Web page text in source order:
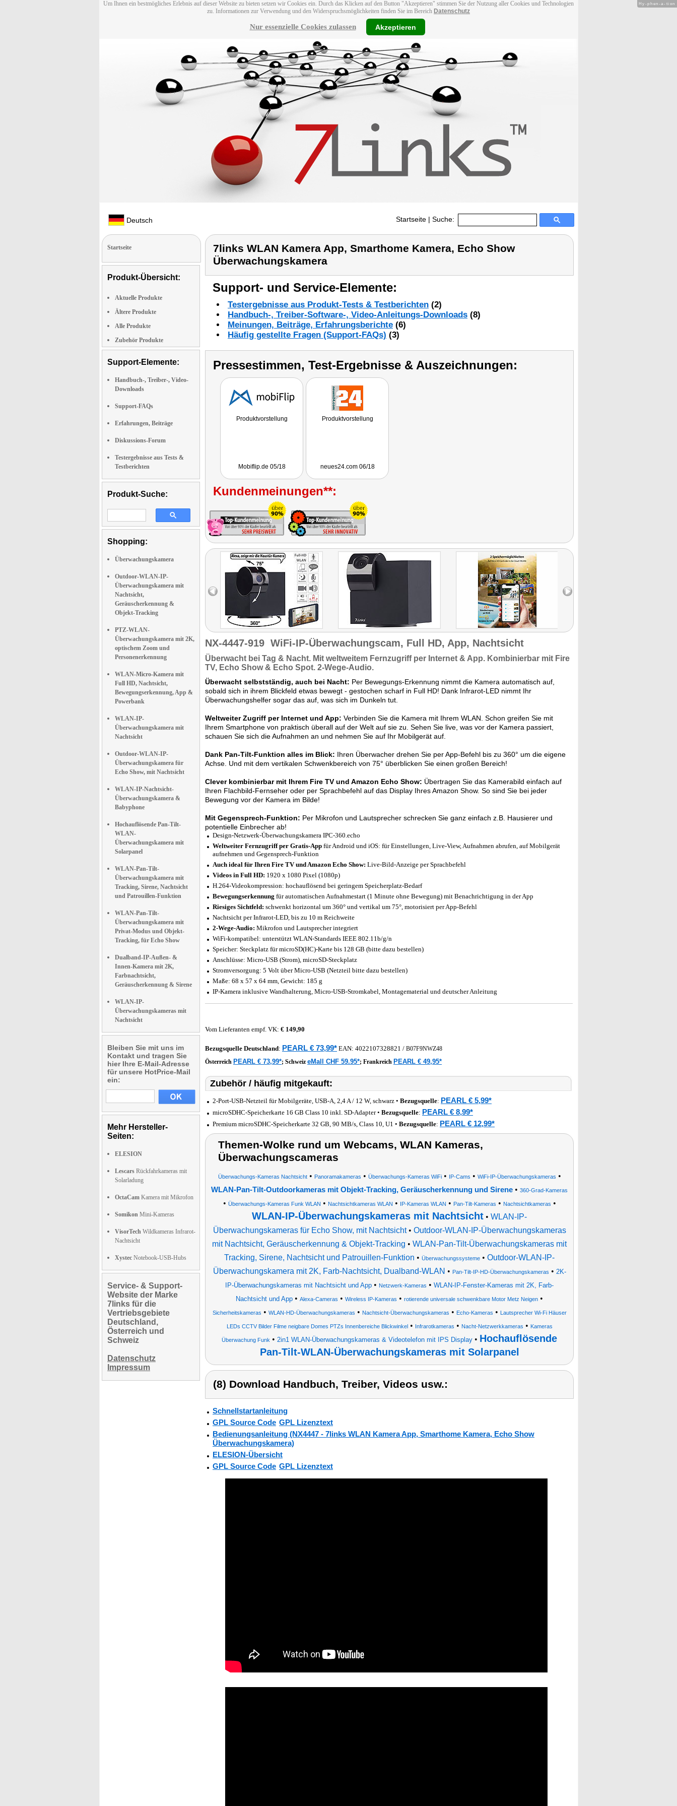
Um Ihnen ein bestmögliches Erlebnis auf dieser Website zu bieten setzen wir Cookies ein. Durch das Klicken auf den Button "Akzeptieren" stimmen Sie der Nutzung aller Cookies und Technologien
zu. Informationen zur Verwendung und den Widerspruchsmöglichkeiten finden Sie im Bereich Datenschutz
Nur essenzielle Cookies zulassen Akzeptieren
Deutsch Startseite | Suche:
Startseite
Produkt-Übersicht:
Aktuelle Produkte
Ältere Produkte
Alle Produkte
Zubehör Produkte
Support-Elemente:
Handbuch-, Treiber-, Video-
Downloads
Support-FAQs
Erfahrungen, Beiträge
Diskussions-Forum
Testergebnisse aus Tests &
Testberichten
Produkt-Suche:
Shopping:
Überwachungskamera
Outdoor-WLAN-IP-
Überwachungskamera mit
Nachtsicht,
Geräuscherkennung &
Objekt-Tracking
PTZ-WLAN-
Überwachungskamera mit 2K,
optischem Zoom und
Personenerkennung
WLAN-Micro-Kamera mit
Full HD, Nachtsicht,
Bewegungserkennung, App &
Powerbank
WLAN-IP-
Überwachungskamera mit
Nachtsicht
Outdoor-WLAN-IP-
Überwachungskamera für
Echo Show, mit Nachtsicht
WLAN-IP-Nachtsicht-
Überwachungskamera &
Babyphone
Hochauflösende Pan-Tilt-
WLAN-
Überwachungskamera mit
Solarpanel
WLAN-Pan-Tilt-
Überwachungskamera mit
Tracking, Sirene, Nachtsicht
und Patrouillen-Funktion
WLAN-Pan-Tilt-
Überwachungskamera mit
Privat-Modus und Objekt-
Tracking, für Echo Show
Dualband-IP-Außen- &
Innen-Kamera mit 2K,
Farbnachtsicht,
Geräuscherkennung & Sirene
WLAN-IP-
Überwachungskameras mit
Nachtsicht
Bleiben Sie mit uns im
Kontakt und tragen Sie
hier Ihre E-Mail-Adresse
für unsere HotPrice-Mail
ein:
Mehr Hersteller-
Seiten:
ELESION
Lescars Rückfahrkameras mit
Solarladung
OctaCam Kamera mit Mikrofon
Somikon Mini-Kameras
VisorTech Wildkameras Infrarot-
Nachtsicht
Xystec Notebook-USB-Hubs
Service- & Support-
Website der Marke
7links für die
Vertriebsgebiete
Deutschland,
Österreich und
Schweiz
Datenschutz
Impressum
7links WLAN Kamera App, Smarthome Kamera, Echo Show
Überwachungskamera
Support- und Service-Elemente:
Testergebnisse aus Produkt-Tests & Testberichten (2)
Handbuch-, Treiber-Software-, Video-Anleitungs-Downloads (8)
Meinungen, Beiträge, Erfahrungsberichte (6)
Häufig gestellte Fragen (Support-FAQs) (3)
Pressestimmen, Test-Ergebnisse & Auszeichnungen:
Produktvorstellung
Mobiflip.de 05/18
Produktvorstellung
neues24.com 06/18
Kundenmeinungen**:
NX-4447-919 WiFi-IP-Überwachungscam, Full HD, App, Nachtsicht
Überwacht bei Tag & Nacht. Mit weltweitem Fernzugriffper Internet & App. Kombinierbar mit Fire
TV, Echo Show & Echo Spot. 2-Wege-Audio.
Überwacht selbstständig, auch bei Nacht: Per Bewegungs-Erkennung nimmt die Kamera automatisch auf,
sobald sich in ihrem Blickfeld etwas bewegt - gestochen scharf in Full HD! Dank Infrarot-LED nimmt Ihr
Überwachungshelfer sogar das auf, was sich im Dunkeln tut.
Weltweiter Zugriff per Internet und App: Verbinden Sie die Kamera mit Ihrem WLAN. Schon greifen Sie mit
Ihrem Smartphone von praktisch überall auf der Welt auf sie zu. Sehen Sie live, was vor der Kamera passiert,
schauen Sie sich die Aufnahmen an und nehmen Sie auf Ihr Mobilgerät auf.
Dank Pan-Tilt-Funktion alles im Blick: Ihren Überwacher drehen Sie per App-Befehl bis zu 360° um die eigene
Achse. Und mit dem vertikalen Schwenkbereich von 75° überblicken Sie einen großen Bereich!
Clever kombinierbar mit Ihrem Fire TV und Amazon Echo Show: Übertragen Sie das Kamerabild einfach auf
Ihren Flachbild-Fernseher oder per Sprachbefehl auf das Display Ihres Amazon Show. So sind Sie bei jeder
Bewegung vor der Kamera im Bilde!
Mit Gegensprech-Funktion: Per Mikrofon und Lautsprecher schrecken Sie ganz einfach z.B. Hausierer und
potentielle Einbrecher ab!
Design-Netzwerk-Überwachungskamera IPC-360.echo
Weltweiter Fernzugriff per Gratis-App für Android und iOS: für Einstellungen, Live-View, Aufnahmen abrufen, auf Mobilgerät
aufnehmen und Gegensprech-Funktion
Auch ideal für Ihren Fire TV und Amazon Echo Show: Live-Bild-Anzeige per Sprachbefehl
Videos in Full HD: 1920 x 1080 Pixel (1080p)
H.264-Videokompression: hochauflösend bei geringem Speicherplatz-Bedarf
Bewegungserkennung für automatischen Aufnahmestart (1 Minute ohne Bewegung) mit Benachrichtigung in der App
Riesiges Sichtfeld: schwenkt horizontal um 360° und vertikal um 75°, motorisiert per App-Befehl
Nachtsicht per Infrarot-LED, bis zu 10 m Reichweite
2-Wege-Audio: Mikrofon und Lautsprecher integriert
WiFi-kompatibel: unterstützt WLAN-Standards IEEE 802.11b/g/n
Speicher: Steckplatz für microSD(HC)-Karte bis 128 GB (bitte dazu bestellen)
Anschlüsse: Micro-USB (Strom), microSD-Steckplatz
Stromversorgung: 5 Volt über Micro-USB (Netzteil bitte dazu bestellen)
Maße: 68 x 57 x 64 mm, Gewicht: 185 g
IP-Kamera inklusive Wandhalterung, Micro-USB-Stromkabel, Montagematerial und deutscher Anleitung
Vom Lieferanten empf. VK: € 149,90
Bezugsquelle Deutschland: PEARL € 73,99* EAN: 4022107328821 / B07F9NWZ48
Österreich PEARL € 73,99*; Schweiz eMall CHF 59.95*; Frankreich PEARL € 49,95*
Zubehör / häufig mitgekauft:
2-Port-USB-Netzteil für Mobilgeräte, USB-A, 2,4 A / 12 W, schwarz • Bezugsquelle: PEARL € 5,99*
microSDHC-Speicherkarte 16 GB Class 10 inkl. SD-Adapter • Bezugsquelle: PEARL € 8,99*
Premium microSDHC-Speicherkarte 32 GB, 90 MB/s, Class 10, U1 • Bezugsquelle: PEARL € 12,99*
Themen-Wolke rund um Webcams, WLAN Kameras,
Überwachungscameras
Überwachungs-Kameras Nachtsicht• Panoramakameras • Überwachungs-Kameras WiFi• IP-Cams • WiFi-IP-Überwachungskameras •
WLAN-Pan-Tilt-Outdoorkameras mit Objekt-Tracking, Geräuscherkennung und Sirene • 360-Grad-Kameras
• Überwachungs-Kameras Funk WLAN • Nachtsichtkameras WLAN • IP-Kameras WLAN • Pan-Tilt-Kameras • Nachtsichtkameras •
WLAN-IP-Überwachungskameras mit Nachtsicht • WLAN-IP-
Überwachungskameras für Echo Show, mit Nachtsicht• Outdoor-WLAN-IP-Überwachungskameras
mit Nachtsicht, Geräuscherkennung & Objekt-Tracking • WLAN-Pan-Tilt-Überwachungskameras mit
Tracking, Sirene, Nachtsicht und Patrouillen-Funktion • Überwachungssysteme • Outdoor-WLAN-IP-
Überwachungskamera mit 2K, Farb-Nachtsicht, Dualband-WLAN • Pan-Tilt-IP-HD-Überwachungskameras • 2K-
IP-Überwachungskameras mit Nachtsicht und App • Netzwerk-Kameras • WLAN-IP-Fenster-Kameras mit 2K, Farb-
Nachtsicht und App • Alexa-Cameras • Wireless IP-Kameras • rotierende universale schwenkbare Motor Metz Neigen •
Sicherheitskameras • WLAN-HD-Überwachungskameras • Nachtsicht-Überwachungskameras • Echo-Kameras • Lautsprecher Wi-Fi Häuser
LEDs CCTV Bilder Filme neigbare Domes PTZs Innenbereiche Blickwinkel• Infrarotkameras • Nacht-Netzwerkkameras • Kameras
Überwachung Funk • 2in1 WLAN-Überwachungskameras & Videotelefon mit IPS Display • Hochauflösende
Pan-Tilt-WLAN-Überwachungskameras mit Solarpanel
(8) Download Handbuch, Treiber, Videos usw.:
Schnellstartanleitung
GPL Source Code GPL Lizenztext
Bedienungsanleitung (NX4447 - 7links WLAN Kamera App, Smarthome Kamera, Echo Show
Überwachungskamera)
ELESION-Übersicht
GPL Source Code GPL Lizenztext
Hy-phen-a-tion